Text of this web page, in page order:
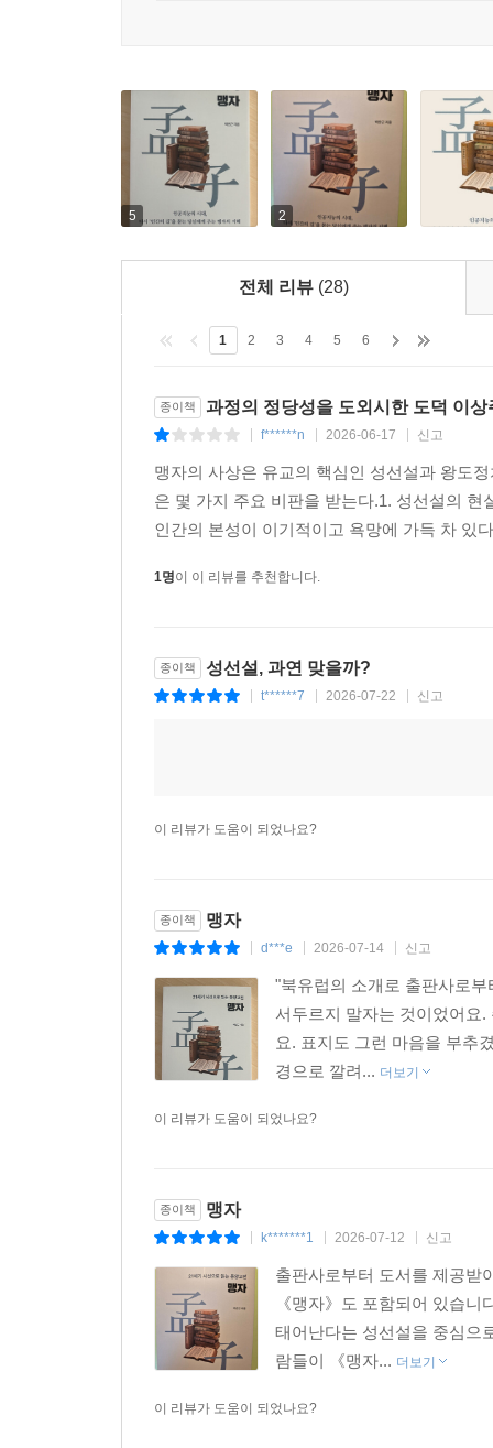
5 2
전체 리뷰 (28)
1 2 3 4 5 6
종이책 과정의 정당성을 도외시한 도덕 이상
f******n 2026-06-17 신고
맹자의 사상은 유교의 핵심인 성선설과 왕도
은 몇 가지 주요 비판을 받는다.1. 성선설의
인간의 본성이 이기적이고 욕망에 가득 차 있
1명이 이 리뷰를 추천합니다.
종이책 성선설, 과연 맞을까?
t******7 2026-07-22 신고
이 리뷰가 도움이 되었나요?
종이책 맹자
d***e 2026-07-14 신고
"북유럽의 소개로 출판사로
서두르지 말자는 것이었어요
요. 표지도 그런 마음을 부추
경으로 깔려... 더보기
이 리뷰가 도움이 되었나요?
종이책 맹자
k*******1 2026-07-12 신고
출판사로부터 도서를 제공받
《맹자》도 포함되어 있습
태어난다는 성선설을 중심으
람들이 《맹자... 더보기
이 리뷰가 도움이 되었나요?